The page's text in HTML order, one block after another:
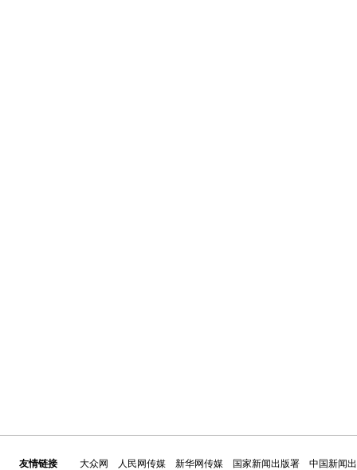
友情链接 大众网 人民网传媒 新华网传媒 国家新闻出版署
中国新闻